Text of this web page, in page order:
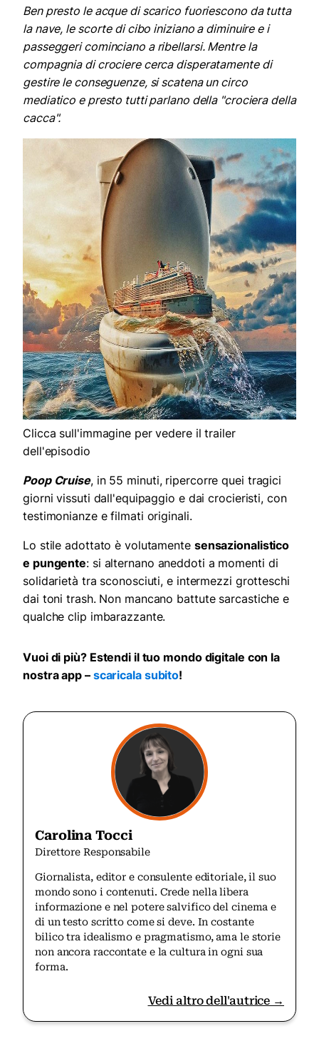
Ben presto le acque di scarico fuoriescono da tutta
la nave, le scorte di cibo iniziano a diminuire e i
passeggeri cominciano a ribellarsi. Mentre la
compagnia di crociere cerca disperatamente di
gestire le conseguenze, si scatena un circo
mediatico e presto tutti parlano della "crociera della
cacca".
Clicca sull'immagine per vedere il trailer
dell'episodio
Poop Cruise, in 55 minuti, ripercorre quei tragici
giorni vissuti dall'equipaggio e dai crocieristi, con
testimonianze e filmati originali.
Lo stile adottato è volutamente sensazionalistico
e pungente: si alternano aneddoti a momenti di
solidarietà tra sconosciuti, e intermezzi grotteschi
dai toni trash. Non mancano battute sarcastiche e
qualche clip imbarazzante.
Vuoi di più? Estendi il tuo mondo digitale con la
nostra app – scaricala subito!
Carolina Tocci
Direttore Responsabile
Giornalista, editor e consulente editoriale, il suo
mondo sono i contenuti. Crede nella libera
informazione e nel potere salvifico del cinema e
di un testo scritto come si deve. In costante
bilico tra idealismo e pragmatismo, ama le storie
non ancora raccontate e la cultura in ogni sua
forma.
Vedi altro dell'autrice →